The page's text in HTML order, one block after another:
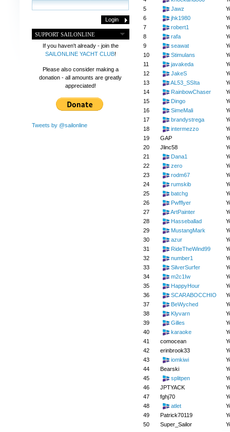
SUPPORT SAILONLINE
If you haven't already - join the
SAILONLINE YACHT CLUB!
Please also consider making a
donation - all amounts are greatly
appreciated!
Tweets by @sailonline
5
Jawz
6
jhk1980
7
robert1
8
rafa
9
seawat
10
Stimulans
11
javakeda
12
JakeS
13
AL53_SSIta
14
RainbowChaser
15
Dingo
16
SimeMali
17
brandystrega
18
intermezzo
19
GAP
20
Jlinc58
21
Dana1
22
zero
23
rodm67
24
rumskib
25
batchg
26
Pwfflyer
27
ArtPainter
28
Hasseballad
29
MustangMark
30
azur
31
RideTheWind99
32
number1
33
SilverSurfer
34
m2c1Iw
35
HappyHour
36
SCARABOCCHIO
37
BeWyched
38
Klyvarn
39
Gilles
40
karaoke
41
comocean
42
erinbrook33
43
iomkiwi
44
Bearski
45
splitpen
46
JPTYACK
47
fghj70
48
atlet
49
Patrick70119
50
Super_Sailor